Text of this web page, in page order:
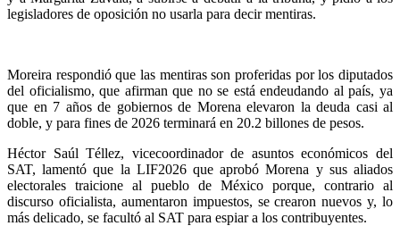
legisladores de oposición no usarla para decir mentiras.
Moreira respondió que las mentiras son proferidas por los diputados
del oficialismo, que afirman que no se está endeudando al país, ya
que en 7 años de gobiernos de Morena elevaron la deuda casi al
doble, y para fines de 2026 terminará en 20.2 billones de pesos.
Héctor Saúl Téllez, vicecoordinador de asuntos económicos del
SAT, lamentó que la LIF2026 que aprobó Morena y sus aliados
electorales traicione al pueblo de México porque, contrario al
discurso oficialista, aumentaron impuestos, se crearon nuevos y, lo
más delicado, se facultó al SAT para espiar a los contribuyentes.